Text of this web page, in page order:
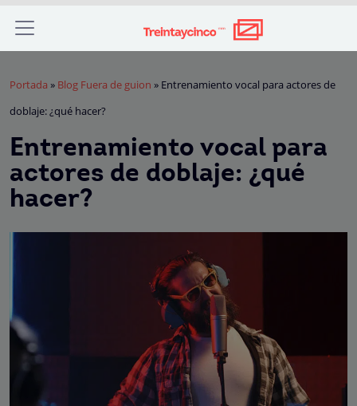
Portada » Blog Fuera de guion » Entrenamiento vocal para actores de
doblaje: ¿qué hacer?
Entrenamiento vocal para
actores de doblaje: ¿qué
hacer?